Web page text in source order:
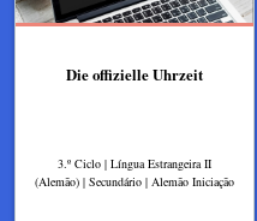
Die offizielle Uhrzeit
3.º Ciclo | Língua Estrangeira II
(Alemão) | Secundário | Alemão Iniciação